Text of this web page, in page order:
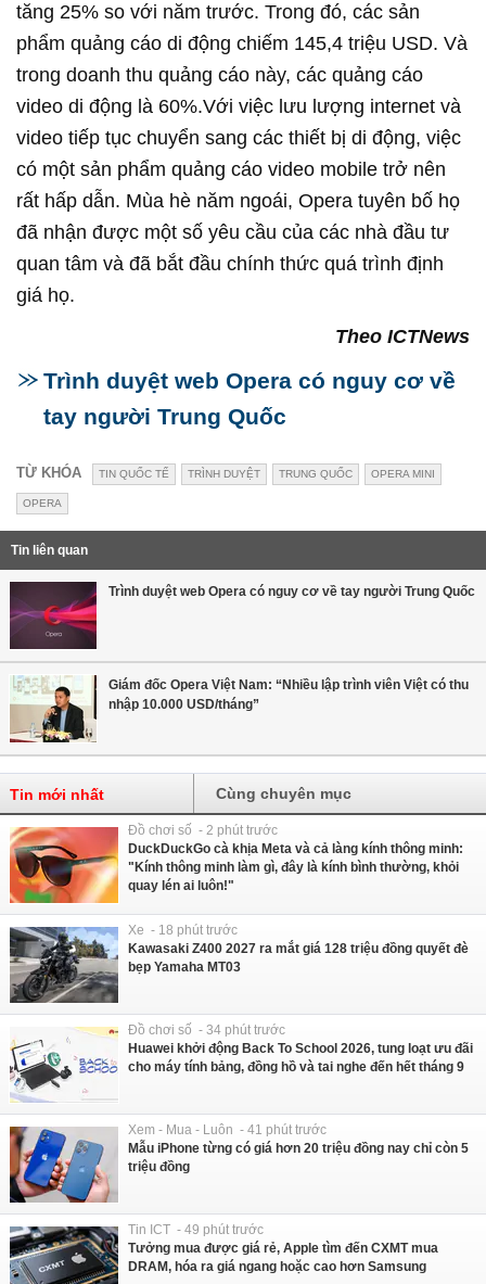
tăng 25% so với năm trước. Trong đó, các sản
phẩm quảng cáo di động chiếm 145,4 triệu USD. Và
trong doanh thu quảng cáo này, các quảng cáo
video di động là 60%.Với việc lưu lượng internet và
video tiếp tục chuyển sang các thiết bị di động, việc
có một sản phẩm quảng cáo video mobile trở nên
rất hấp dẫn. Mùa hè năm ngoái, Opera tuyên bố họ
đã nhận được một số yêu cầu của các nhà đầu tư
quan tâm và đã bắt đầu chính thức quá trình định
giá họ.
Theo ICTNews
Trình duyệt web Opera có nguy cơ về
tay người Trung Quốc
TỪ KHÓA TIN QUỐC TẾ TRÌNH DUYỆT TRUNG QUỐC OPERA MINI
OPERA
Tin liên quan
Trình duyệt web Opera có nguy cơ về tay người Trung Quốc
Giám đốc Opera Việt Nam: “Nhiều lập trình viên Việt có thu
nhập 10.000 USD/tháng”
Tin mới nhất Cùng chuyên mục
Đồ chơi số - 2 phút trước
DuckDuckGo cà khịa Meta và cả làng kính thông minh:
"Kính thông minh làm gì, đây là kính bình thường, khỏi
quay lén ai luôn!"
Xe - 18 phút trước
Kawasaki Z400 2027 ra mắt giá 128 triệu đồng quyết đè
bẹp Yamaha MT03
Đồ chơi số - 34 phút trước
Huawei khởi động Back To School 2026, tung loạt ưu đãi
cho máy tính bảng, đồng hồ và tai nghe đến hết tháng 9
Xem - Mua - Luôn - 41 phút trước
Mẫu iPhone từng có giá hơn 20 triệu đồng nay chỉ còn 5
triệu đồng
Tin ICT - 49 phút trước
Tưởng mua được giá rẻ, Apple tìm đến CXMT mua
DRAM, hóa ra giá ngang hoặc cao hơn Samsung